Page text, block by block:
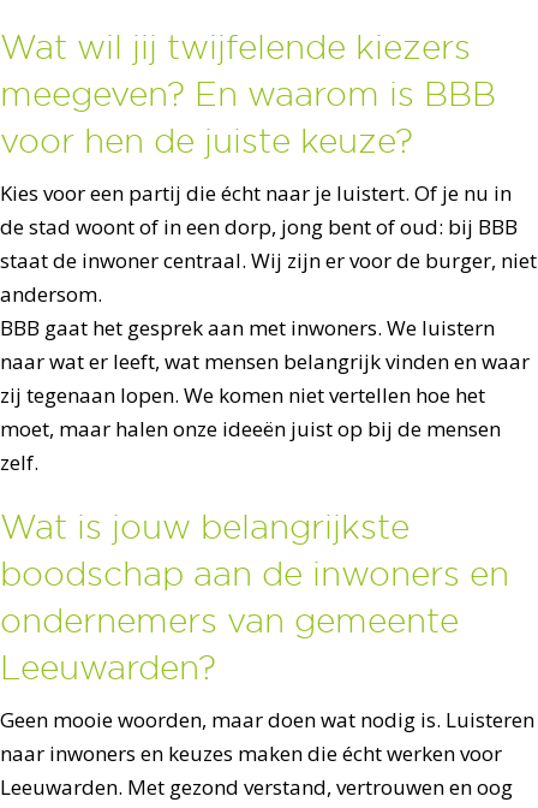
Wat wil jij twijfelende kiezers
meegeven? En waarom is BBB
voor hen de juiste keuze?
Kies voor een partij die écht naar je luistert. Of je nu in
de stad woont of in een dorp, jong bent of oud: bij BBB
staat de inwoner centraal. Wij zijn er voor de burger, niet
andersom.
BBB gaat het gesprek aan met inwoners. We luistern
naar wat er leeft, wat mensen belangrijk vinden en waar
zij tegenaan lopen. We komen niet vertellen hoe het
moet, maar halen onze ideeën juist op bij de mensen
zelf.
Wat is jouw belangrijkste
boodschap aan de inwoners en
ondernemers van gemeente
Leeuwarden?
Geen mooie woorden, maar doen wat nodig is. Luisteren
naar inwoners en keuzes maken die écht werken voor
Leeuwarden. Met gezond verstand, vertrouwen en oog